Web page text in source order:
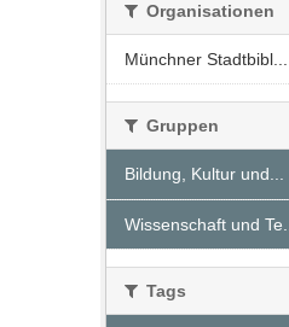
Organisationen
Münchner Stadtbibl...
Gruppen
Bildung, Kultur und...
Wissenschaft und Te...
Tags